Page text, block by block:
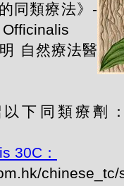
同類療法》-
自然療法醫
下同類療劑
30C：
chinese_tc/